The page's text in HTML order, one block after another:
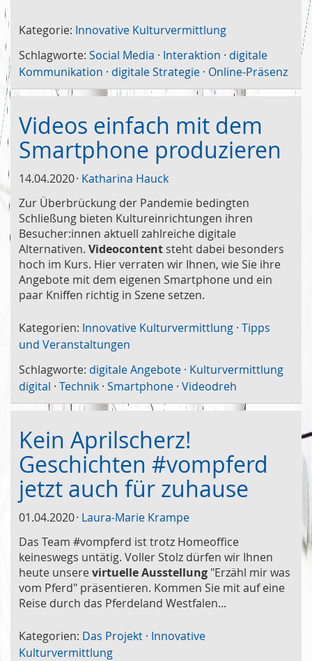
Kategorie: Innovative Kulturvermittlung
Schlagworte: Social Media · Interaktion · digitale
Kommunikation · digitale Strategie · Online-Präsenz
Videos einfach mit dem
Smartphone produzieren
14.04.2020 Katharina Hauck
Zur Überbrückung der Pandemie bedingten
Schließung bieten Kultureinrichtungen ihren
Besucher:innen aktuell zahlreiche digitale
Alternativen. Videocontent steht dabei besonders
hoch im Kurs. Hier verraten wir Ihnen, wie Sie ihre
Angebote mit dem eigenen Smartphone und ein
paar Kniffen richtig in Szene setzen.
Kategorien: Innovative Kulturvermittlung · Tipps
und Veranstaltungen
Schlagworte: digitale Angebote · Kulturvermittlung
digital · Technik · Smartphone · Videodreh
Kein Aprilscherz!
Geschichten #vompferd
jetzt auch für zuhause
01.04.2020 Laura-Marie Krampe
Das Team #vompferd ist trotz Homeoffice
keineswegs untätig. Voller Stolz dürfen wir Ihnen
heute unserevirtuelle Ausstellung "Erzähl mir was
vom Pferd" präsentieren. Kommen Sie mit auf eine
Reise durch das Pferdeland Westfalen...
Kategorien: Das Projekt · Innovative
Kulturvermittlung